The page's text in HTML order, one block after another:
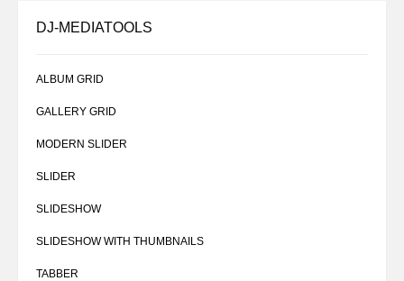
DJ-MEDIATOOLS
ALBUM GRID
GALLERY GRID
MODERN SLIDER
SLIDER
SLIDESHOW
SLIDESHOW WITH THUMBNAILS
TABBER